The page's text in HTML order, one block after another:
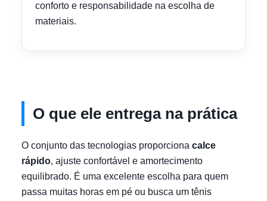
conforto e responsabilidade na escolha de
materiais.
O que ele entrega na prática
O conjunto das tecnologias proporciona calce
rápido, ajuste confortável e amortecimento
equilibrado. É uma excelente escolha para quem
passa muitas horas em pé ou busca um tênis